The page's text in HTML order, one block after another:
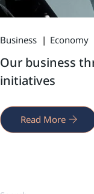
Business Economy
Our business
initiatives
Read More